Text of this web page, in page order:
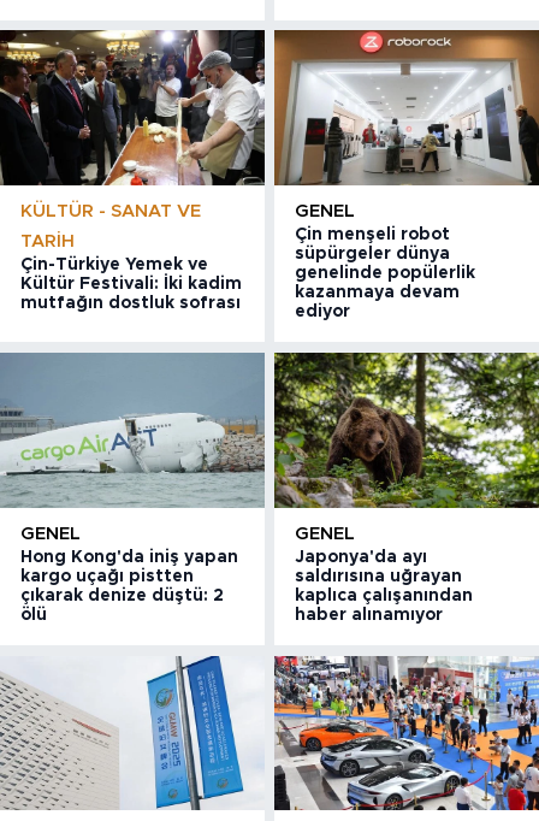
KÜLTÜR - SANAT VE
TARIH
Çin-Türkiye Yemek ve
Kültür Festivali: İki kadim
mutfağın dostluk sofrası
GENEL
Çin menşeli robot
süpürgeler dünya
genelinde popülerlik
kazanmaya devam
ediyor
GENEL
Hong Kong'da iniş yapan
kargo uçağı pistten
çıkarak denize düştü: 2
ölü
GENEL
Japonya'da ayı
saldırısına uğrayan
kaplıca çalışanından
haber alınamıyor